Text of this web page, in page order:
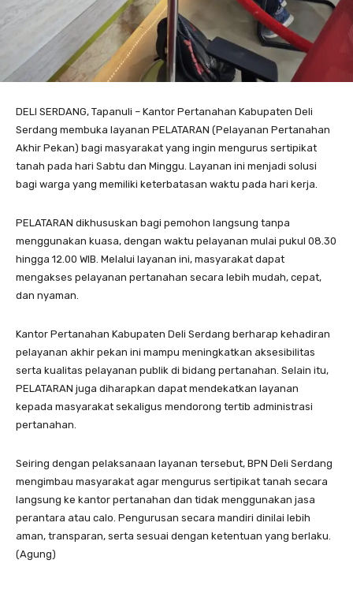
DELI SERDANG, Tapanuli – Kantor Pertanahan Kabupaten Deli
Serdang membuka layanan PELATARAN (Pelayanan Pertanahan
Akhir Pekan) bagi masyarakat yang ingin mengurus sertipikat
tanah pada hari Sabtu dan Minggu. Layanan ini menjadi solusi
bagi warga yang memiliki keterbatasan waktu pada hari kerja.
PELATARAN dikhususkan bagi pemohon langsung tanpa
menggunakan kuasa, dengan waktu pelayanan mulai pukul 08.30
hingga 12.00 WIB. Melalui layanan ini, masyarakat dapat
mengakses pelayanan pertanahan secara lebih mudah, cepat,
dan nyaman.
Kantor Pertanahan Kabupaten Deli Serdang berharap kehadiran
pelayanan akhir pekan ini mampu meningkatkan aksesibilitas
serta kualitas pelayanan publik di bidang pertanahan. Selain itu,
PELATARAN juga diharapkan dapat mendekatkan layanan
kepada masyarakat sekaligus mendorong tertib administrasi
pertanahan.
Seiring dengan pelaksanaan layanan tersebut, BPN Deli Serdang
mengimbau masyarakat agar mengurus sertipikat tanah secara
langsung ke kantor pertanahan dan tidak menggunakan jasa
perantara atau calo. Pengurusan secara mandiri dinilai lebih
aman, transparan, serta sesuai dengan ketentuan yang berlaku.
(Agung)